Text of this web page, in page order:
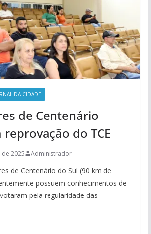
DA CIDADE
de Centenário
do TCE
2025 Administrador
de Centenário do Sul (90 km de
possuem conhecimentos de
pela regularidade das